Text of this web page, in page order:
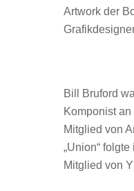
Artwork der
Bill Bruford
Komponist an
Mitglied von
„Union“
Mitglied von